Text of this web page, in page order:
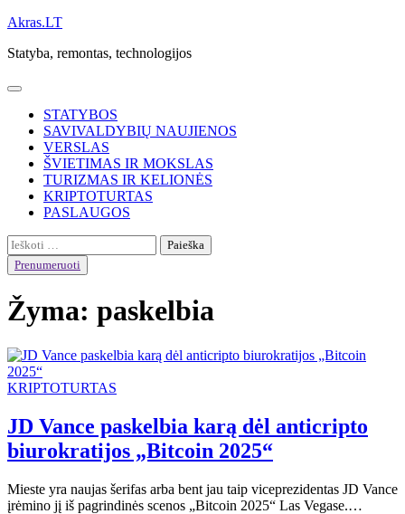
Skip
content
Akras.LT
Statyba, remontas, technologijos
STATYBOS
SAVIVALDYBIŲ NAUJIENOS
VERSLAS
ŠVIETIMAS IR MOKSLAS
TURIZMAS IR KELIONĖS
KRIPTOTURTAS
PASLAUGOS
Ieškoti:
Prenumeruoti
Žyma: paskelbia
KRIPTOTURTAS
JD Vance paskelbia karą dėl anticripto
biurokratijos „Bitcoin 2025“
Mieste yra naujas šerifas arba bent jau taip viceprezidentas JD Vance
įrėmino jį iš pagrindinės scenos „Bitcoin 2025“ Las Vegase.…